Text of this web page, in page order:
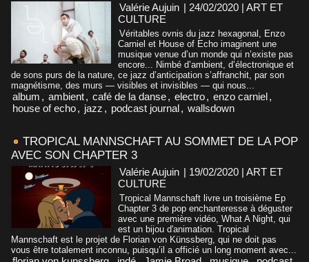
Valérie Aujuin | 24/02/2020 | ART ET
CULTURE
Véritables ovnis du jazz hexagonal, Enzo
Carniel et House of Echo imaginent une
musique venue d’un monde qui n’existe pas
encore... Nimbé d’ambient, d’électronique et
de sons purs de la nature, ce jazz d’anticipation s’affranchit, par son
magnétisme, des murs — visibles et invisibles — qui nous...
album , ambient, café de la danse, electro, enzo carniel,
house of echo, jazz , podcast journal, wallsdown
TROPICAL MANNSCHAFT AU SOMMET DE LA POP
AVEC SON CHAPTER 3
Valérie Aujuin | 19/02/2020 | ART ET
CULTURE
Tropical Mannschaft livre un troisième Ep
Chapter 3 de pop enchanteresse à déguster
avec une première vidéo, What A Night, qui
est un bijou d'animation. Tropical
Mannschaft est le projet de Florian von Künssberg, qui ne doit pas
vous être totalement inconnu, puisqu’il a officié un long moment avec...